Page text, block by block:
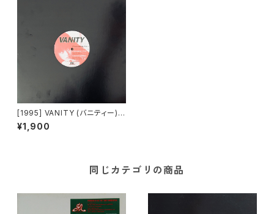
[1995] VANITY (バニティー) –
Chanceはあげない [Cutting
Edge]
¥1,900
同じカテゴリの商品